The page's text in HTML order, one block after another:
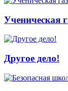
Ученическая
Другое дело!